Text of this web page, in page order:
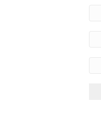
פרטי
משפחה
*